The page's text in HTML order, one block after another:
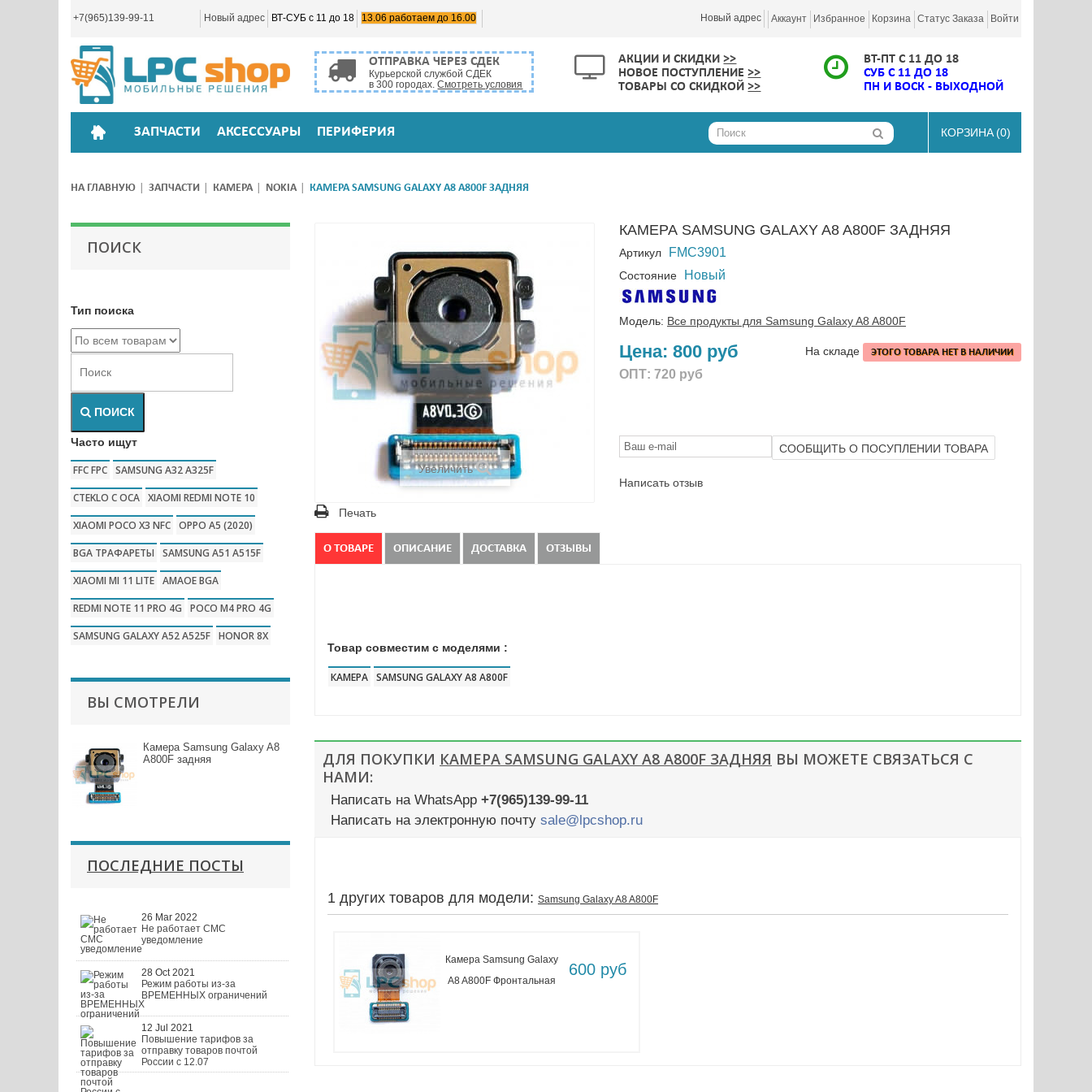
+7(965)139-99-11 Новый адрес ВТ-СУБ с 11 до 18 13.06 работаем до 16.00 Новый адрес Аккаунт Избранное Корзина Статус Заказа Войти
ОТПРАВКА ЧЕРЕЗ СДЕК
Курьерской службой СДЕК
в 300 городах.Смотреть условия
АКЦИИ И СКИДКИ>>
НОВОЕ ПОСТУПЛЕНИЕ>>
ТОВАРЫ СО СКИДКОЙ>>
ВТ-ПТ С 11 ДО 18
СУБ С 11 ДО 18
ПН И ВОСК - ВЫХОДНОЙ
КОРЗИНА (0)
ЗАПЧАСТИ АКСЕССУАРЫ ПЕРИФЕРИЯ
НА ГЛАВНУЮ ЗАПЧАСТИ КАМЕРА NOKIA КАМЕРА SAMSUNG GALAXY A8 A800F ЗАДНЯЯ
ПОИСК
Тип поиска
ПОИСК
Часто ищут
FFC FPC SAMSUNG A32 A325F
CTEKLO C OCA XIAOMI REDMI NOTE 10
XIAOMI POCO X3 NFC OPPO A5 (2020)
BGA ТРАФАРЕТЫ
SAMSUNG A51 A515F
XIAOMI MI 11 LITE AMAOE BGA
REDMI NOTE 11 PRO 4G
POCO M4 PRO 4G
SAMSUNG GALAXY A52 A525F HONOR 8X
ВЫ СМОТРЕЛИ
Камера Samsung Galaxy A8
A800F задняя
ПОСЛЕДНИЕ ПОСТЫ
26 Mar 2022
Не работает СМС
уведомление
28 Oct 2021
Режим работы из-за
ВРЕМЕННЫХ ограничений
12 Jul 2021
Повышение тарифов за
отправку товаров почтой
России с 12.07
Увеличить
Печать
КАМЕРА SAMSUNG GALAXY A8 A800F ЗАДНЯЯ
Артикул FMC3901
Состояние Новый
Модель: Все продукты для Samsung Galaxy A8 A800F
Цена: 800 руб
ОПТ: 720 руб
На складе ЭТОГО ТОВАРА НЕТ В НАЛИЧИИ
СООБЩИТЬ О ПОСУПЛЕНИИ ТОВАРА
Написать отзыв
О ТОВАРЕ ОПИСАНИЕ ДОСТАВКА ОТЗЫВЫ
Товар совместим с моделями :
КАМЕРА SAMSUNG GALAXY A8 A800F
ДЛЯ ПОКУПКИ КАМЕРА SAMSUNG GALAXY A8 A800F ЗАДНЯЯ ВЫ МОЖЕТЕ СВЯЗАТЬСЯ С
НАМИ:
Написать на WhatsApp +7(965)139-99-11
Написать на электронную почту sale@lpcshop.ru
1 других товаров для модели: Samsung Galaxy A8 A800F
Камера Samsung Galaxy
A8 A800F Фронтальная
600 руб